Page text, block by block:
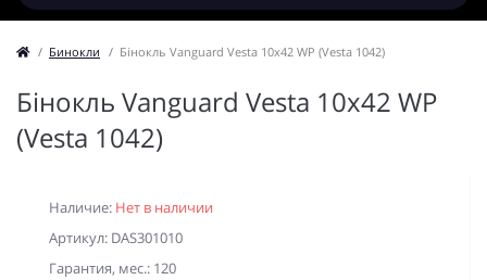
Бинокли Бінокль Vanguard Vesta 10x42 WP (Vesta 1042)
Бінокль Vanguard Vesta 10x42 WP
(Vesta 1042)
Наличие: Нет в наличии
Артикул: DAS301010
Гарантия, мес.: 120